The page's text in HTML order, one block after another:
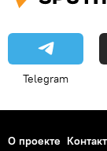
Telegram
О проекте